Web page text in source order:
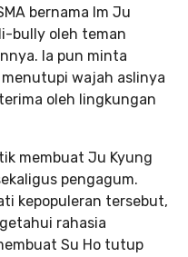
bernama Im Ju
bully oleh teman
Ia pun minta
wajah aslinya
oleh lingkungan
membuat Ju Kyung
pengagum.
kepopuleran tersebut,
rahasia
Su Ho tutup